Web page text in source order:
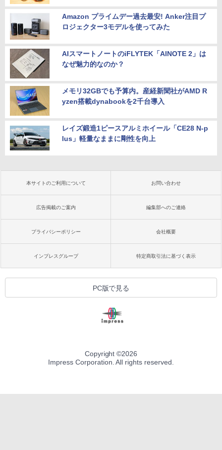
Amazon プライムデー過去最安! Anker注目プ
ロジェクター3モデルを使ってみた
AIスマートノートのiFLYTEK「AINOTE 2」は
なぜ魅力的なのか？
メモリ32GBでも予算内。産経新聞社がAMD R
yzen搭載dynabookを2千台導入
レイズ鍛造1ピースアルミホイール「CE28 N-p
lus」軽量なままに剛性を向上
本サイトのご利用について お問い合わせ
広告掲載のご案内 編集部へのご連絡
プライバシーポリシー 会社概要
インプレスグループ 特定商取引法に基づく表示
PC版で見る
Copyright ©2026
Impress Corporation. All rights reserved.